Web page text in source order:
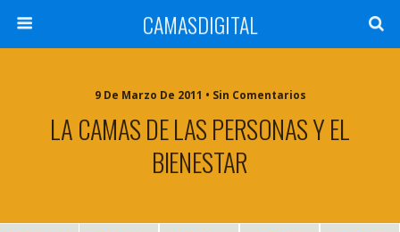
CAMASDIGITAL
9 De Marzo De 2011 • Sin Comentarios
LA CAMAS DE LAS PERSONAS Y EL
BIENESTAR